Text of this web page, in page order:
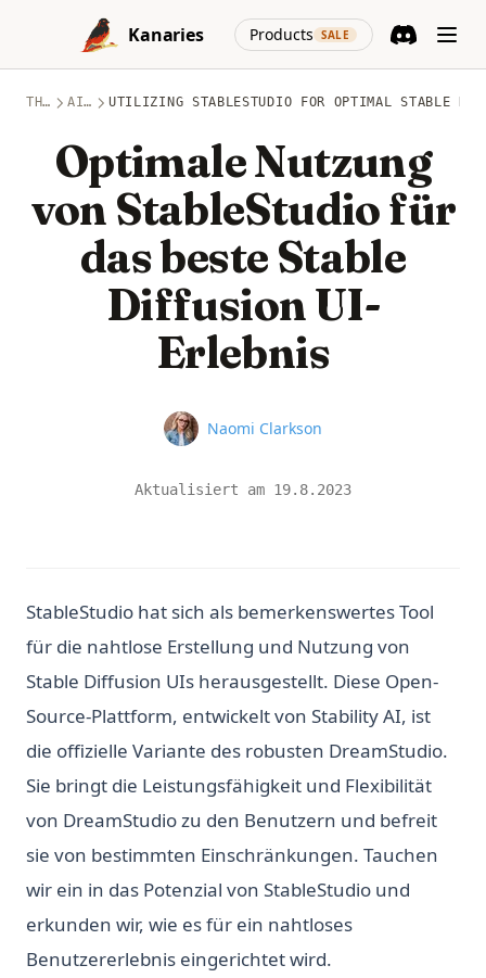
Skip to content
Kanaries
Products SALE
(opens in a
THEMEN AIGC UTILIZING STABLESTUDIO FOR OPTIMAL STABLE
Optimale Nutzung
von StableStudio für
das beste Stable
Diffusion UI-
Erlebnis
Name
Naomi Clarkson
Aktualisiert am 19.8.2023
StableStudio hat sich als bemerkenswertes Tool
für die nahtlose Erstellung und Nutzung von
Stable Diffusion UIs herausgestellt. Diese Open-
Source-Plattform, entwickelt von Stability AI, ist
die offizielle Variante des robusten DreamStudio.
Sie bringt die Leistungsfähigkeit und Flexibilität
von DreamStudio zu den Benutzern und befreit
sie von bestimmten Einschränkungen. Tauchen
wir ein in das Potenzial von StableStudio und
erkunden wir, wie es für ein nahtloses
Benutzererlebnis eingerichtet wird.